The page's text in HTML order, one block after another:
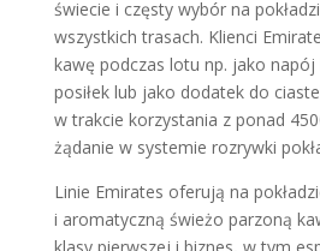
świecie i częsty wybór na
wszystkich trasach. Klienci
kawę podczas lotu np. jako
posiłek lub jako dodatek do
w trakcie korzystania z ponad
żądanie w systemie rozrywki
Linie Emirates oferują na
i aromatyczną świeżo parzoną